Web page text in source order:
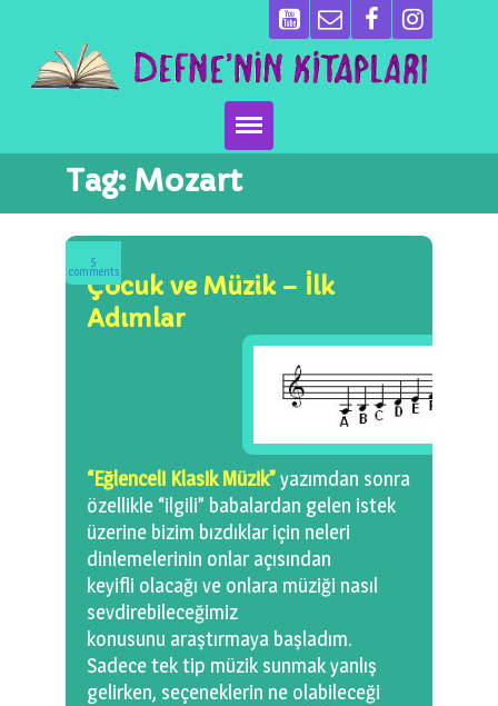
Ana Sayfa
Kitaplarımız
Ben Kimim?
Emeği Geçenler
0 km.Bızdıklar Yazılarım
Filmlerimiz
Hadi Bize Yazın
Tag: Mozart
5
comments
Çocuk ve Müzik – İlk
Adımlar
“Eğlenceli Klasik Müzik”yazımdan sonra
özellikle “ilgili” babalardan gelen istek
üzerine bizim bızdıklar için neleri
dinlemelerinin onlar açısından
keyifli olacağı ve onlara müziği nasıl
sevdirebileceğimiz
konusunu araştırmaya başladım.
Sadece tek tip müzik sunmak yanlış
gelirken, seçeneklerin ne olabileceği